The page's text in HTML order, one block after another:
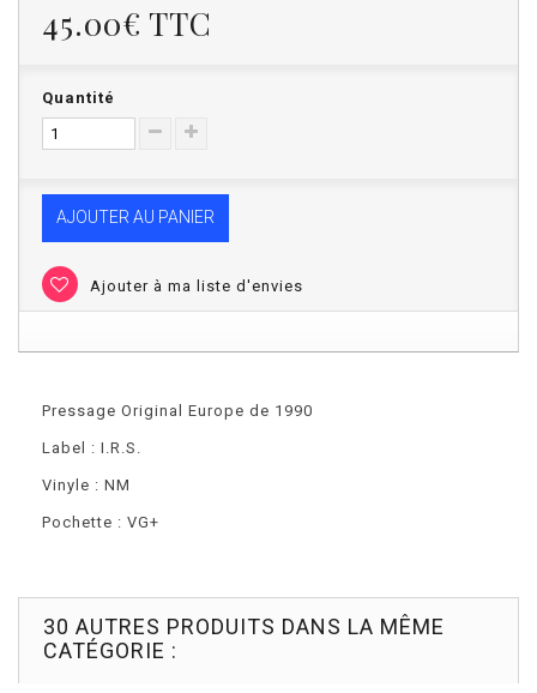
45.00€ TTC
Quantité
AJOUTER AU PANIER
Ajouter à ma liste d'envies
Pressage Original Europe de 1990
Label : I.R.S.
Vinyle : NM
Pochette : VG+
30 AUTRES PRODUITS DANS LA MÊME
CATÉGORIE :